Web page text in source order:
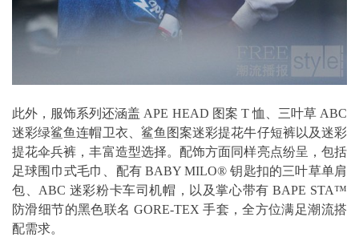
此外，服饰系列还涵盖 APE HEAD 图案 T 恤、三叶草 ABC
迷彩绿鲨鱼连帽卫衣、鲨鱼图案迷彩提花牛仔短裤以及迷彩
提花伞兵裤，丰富造型选择。配饰方面同样亮点纷呈，包括
足球围巾式毛巾、配有 BABY MILO® 钥匙扣的三叶草单肩
包、ABC 迷彩粉卡车司机帽，以及掌心带有 BAPE STA™
防滑细节的黑色联名 GORE-TEX 手套，全方位满足潮流搭
配需求。